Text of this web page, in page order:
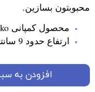
محبوبتون بسازین.
محصول کمپانی Funko
ارتفاع حدود 9 سانتی متر
افزودن به